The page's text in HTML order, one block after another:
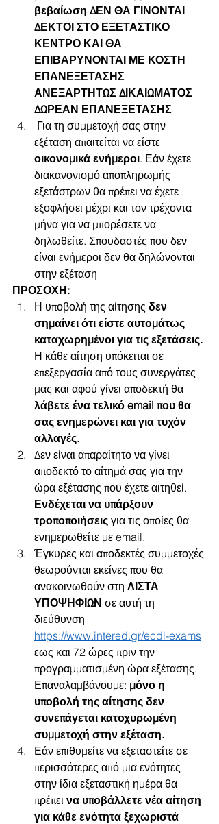
βεβαίωση ΔΕΝ ΘΑ ΓΙΝΟΝΤΑΙ
ΔΕΚΤΟΙ ΣΤΟ ΕΞΕΤΑΣΤΙΚΟ
ΚΕΝΤΡΟ ΚΑΙ ΘΑ
ΕΠΙΒΑΡΥΝΟΝΤΑΙ ΜΕ ΚΟΣΤΗ
ΕΠΑΝΕΞΕΤΑΣΗΣ
ΑΝΕΞΑΡΤΗΤΩΣ ΔΙΚΑΙΩΜΑΤΟΣ
ΔΩΡΕΑΝ ΕΠΑΝΕΞΕΤΑΣΗΣ
εξέταση απαιτείται να είστε
οικονομικά ενήμεροι. Εάν έχετε
διακανονισμό αποπληρωμής
εξετάστρων θα πρέπει να έχετε
εξοφλήσει μέχρι και τον τρέχοντα
μήνα για να μπορέσετε να
δηλωθείτε. Σπουδαστές που δεν
είναι ενήμεροι δεν θα δηλώνονται
στην εξέταση
ΠΡΟΣΟΧΗ:
Η υποβολή της αίτησης δεν
σημαίνει ότι είστε αυτομάτως
καταχωρημένοι για τις εξετάσεις.
Η κάθε αίτηση υπόκειται σε
επεξεργασία από τους συνεργάτες
μας και αφού γίνει αποδεκτή θα
λάβετε ένα τελικό email που θα
σας ενημερώνει και για τυχόν
αλλαγές.
Δεν είναι απαραίτητο να γίνει
αποδεκτό το αίτημά σας για την
ώρα εξέτασης που έχετε αιτηθεί.
Ενδέχεται να υπάρξουν
τροποποιήσεις για τις οποίες θα
ενημερωθείτε με email.
Έγκυρες και αποδεκτές συμμετοχές
θεωρούνται εκείνες που θα
ανακοινωθούν στη ΛΙΣΤΑ
ΥΠΟΨΗΦΙΩΝ σε αυτή τη
διεύθυνση
https://www.intered.gr/ecdl-exams
εως και 72 ώρες πριν την
προγραμματισμένη ώρα εξέτασης.
Επαναλαμβάνουμε: μόνο η
υποβολή της αίτησης δεν
συνεπάγεται κατοχυρωμένη
συμμετοχή στην εξέταση.
Εάν επιθυμείτε να εξεταστείτε σε
περισσότερες από μια ενότητες
στην ίδια εξεταστική ημέρα θα
πρέπει να υποβάλλετε νέα αίτηση
για κάθε ενότητα ξεχωριστά